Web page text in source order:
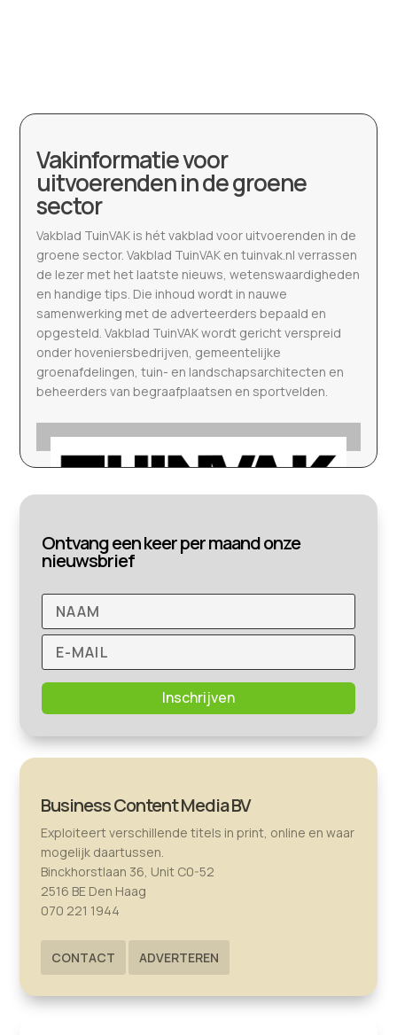
Vakinformatie voor
uitvoerenden in de groene
sector
Vakblad TuinVAK is hét vakblad voor uitvoerenden in de
groene sector. Vakblad TuinVAK en tuinvak.nl verrassen
de lezer met het laatste nieuws, wetenswaardigheden
en handige tips. Die inhoud wordt in nauwe
samenwerking met de adverteerders bepaald en
opgesteld. Vakblad TuinVAK wordt gericht verspreid
onder hoveniersbedrijven, gemeentelijke
groenafdelingen, tuin- en landschapsarchitecten en
beheerders van begraafplaatsen en sportvelden.
Ontvang een keer per maand onze
nieuwsbrief
Inschrijven
Business Content Media BV
Exploiteert verschillende titels in print, online en waar
mogelijk daartussen.
Binckhorstlaan 36, Unit C0-52
2516 BE Den Haag
070 221 1944
CONTACT ADVERTEREN